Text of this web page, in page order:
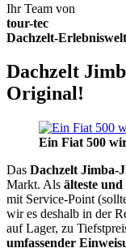
Ihr Team von
tour-tec
Dachzelt-Erlebniswelt
Dachzelt
Original!
Ein Fiat 500
Das Dachzelt Jimba-
Markt. Als älteste
mit Service-Point
wir es deshalb in der
auf Lager, zu
umfassender